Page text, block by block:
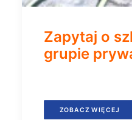
Zapytaj o
grupie
ZOBACZ WIĘCEJ